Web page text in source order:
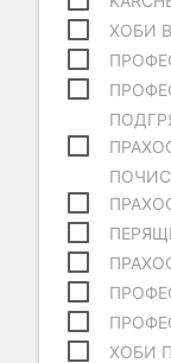
ХОБИ
ХОБИ